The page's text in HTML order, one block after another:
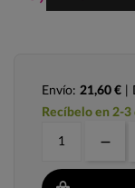
Envío: 21,60 € |
Recíbelo en 2-3